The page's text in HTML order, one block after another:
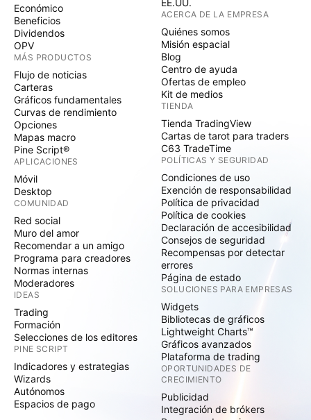
Económico
Beneficios
Dividendos
OPV
MÁS PRODUCTOS
Flujo de noticias
Carteras
Gráficos fundamentales
Curvas de rendimiento
Opciones
Mapas macro
Pine Script®
APLICACIONES
Móvil
Desktop
COMUNIDAD
Red social
Muro del amor
Recomendar a un amigo
Programa para creadores
Normas internas
Moderadores
IDEAS
Trading
Formación
Selecciones de los editores
PINE SCRIPT
Indicadores y estrategias
Wizards
Autónomos
Espacios de pago
EE.UU.
ACERCA DE LA EMPRESA
Quiénes somos
Misión espacial
Blog
Centro de ayuda
Ofertas de empleo
Kit de medios
TIENDA
Tienda TradingView
Cartas de tarot para traders
C63 TradeTime
POLÍTICAS Y SEGURIDAD
Condiciones de uso
Exención de responsabilidad
Política de privacidad
Política de cookies
Declaración de accesibilidad
Consejos de seguridad
Recompensas por detectar
errores
Página de estado
SOLUCIONES PARA EMPRESAS
Widgets
Bibliotecas de gráficos
Lightweight Charts™
Gráficos avanzados
Plataforma de trading
OPORTUNIDADES DE
CRECIMIENTO
Publicidad
Integración de brókers